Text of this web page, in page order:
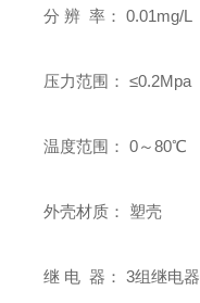
分 辨 率： 0.01mg/L
压力范围： ≤0.2Mpa
温度范围： 0～80℃
外壳材质： 塑壳
继 电 器： 3组继电器